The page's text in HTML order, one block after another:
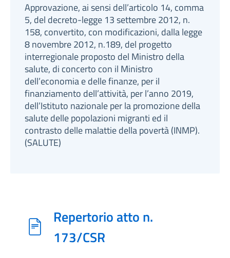
Approvazione, ai sensi dell’articolo 14, comma
5, del decreto-legge 13 settembre 2012, n.
158, convertito, con modificazioni, dalla legge
8 novembre 2012, n.189, del progetto
interregionale proposto del Ministro della
salute, di concerto con il Ministro
dell’economia e delle finanze, per il
finanziamento dell’attività, per l’anno 2019,
dell’Istituto nazionale per la promozione della
salute delle popolazioni migranti ed il
contrasto delle malattie della povertà (INMP).
(SALUTE)
Repertorio atto n.
173/CSR